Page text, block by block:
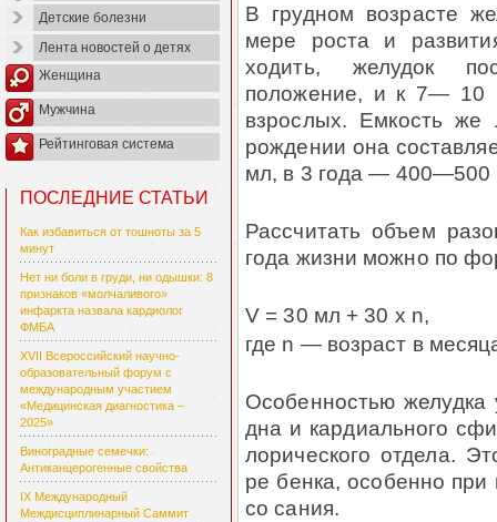
Детские болезни
Лента новостей о детях
Женщина
Мужчина
Рейтинговая система
ПОСЛЕДНИЕ СТАТЬИ
Как избавиться от тошноты за 5
минут
Нет ни боли в груди, ни одышки: 8
признаков «молчаливого»
инфаркта назвала кардиолог
ФМБА
XVII Всероссийский научно-
образовательный форум с
международным участием
«Медицинская диагностика –
2025»
Виноградные семечки:
Антиканцерогенные свойства
IX Международный
Междисциплинарный Саммит
В грудном возрасте
мере роста и
ходить, желудок
положение, и к 7— 10
взрослых. Емкость же
рождении она
мл, в 3 года —
Рассчитать объем
года жизни можно по
V = 30 мл + 30 x n,
где n — возраст в
Особенностью желудка
дна и кардиального
лорического отдела.
ре бенка, особенно при
со сания.